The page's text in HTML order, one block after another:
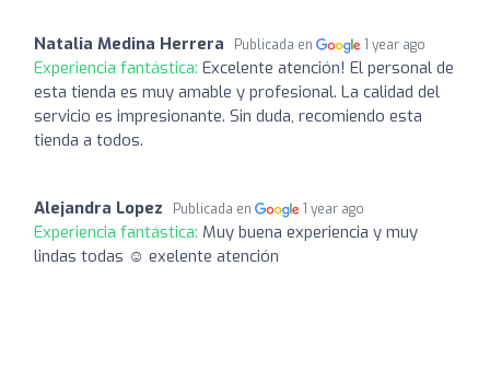
Natalia Medina Herrera Publicada en 1 year ago
Experiencia fantástica: Excelente atención! El personal de
esta tienda es muy amable y profesional. La calidad del
servicio es impresionante. Sin duda, recomiendo esta
tienda a todos.
Alejandra Lopez Publicada en 1 year ago
Experiencia fantástica: Muy buena experiencia y muy
lindas todas ☺️ exelente atención